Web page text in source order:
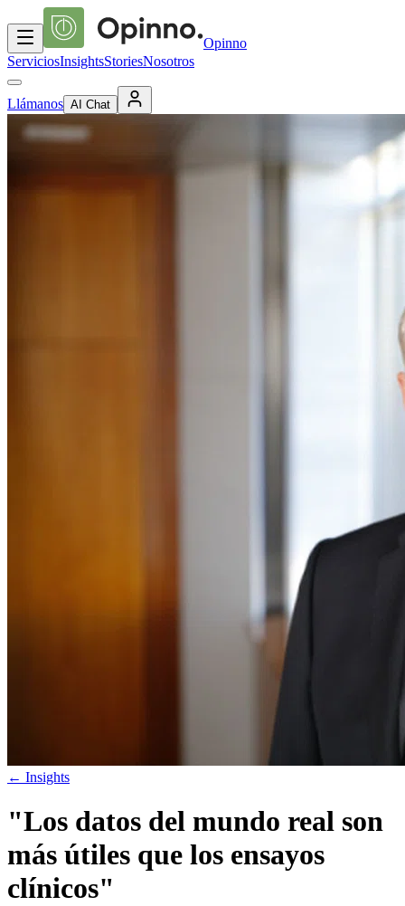
Opinno
ServiciosInsightsStoriesNosotros
Llámanos AI Chat
← Insights
"Los datos del mundo real son
más útiles que los ensayos
clínicos"